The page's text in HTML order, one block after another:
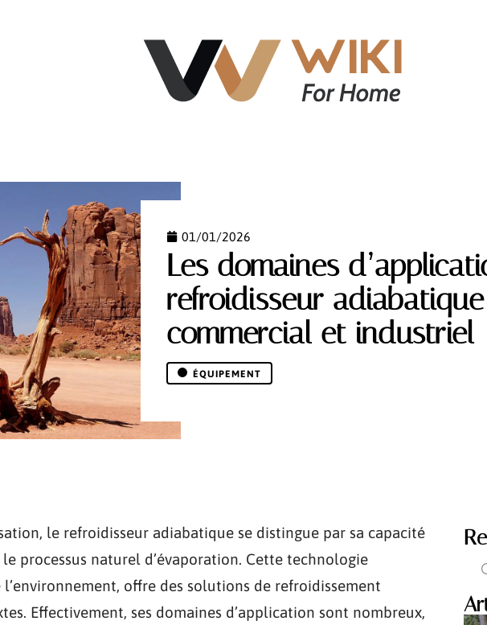
01/01/2026
Les domaines
refroidisseur
commercial et industriel
ÉQUIPEMENT
le refroidisseur adiabatique se distingue par sa capacité
processus naturel d’évaporation. Cette technologie
offre des solutions de refroidissement
Effectivement, ses domaines d’application sont nombreux,